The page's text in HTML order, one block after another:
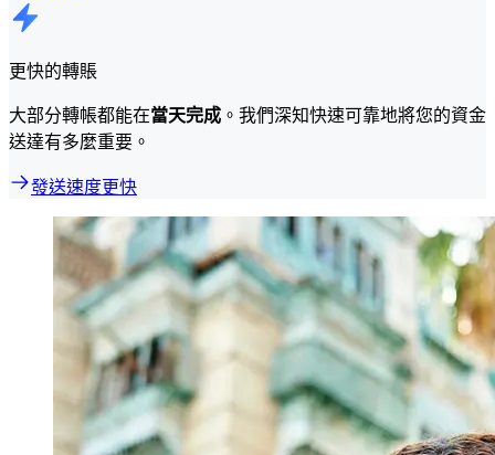
更快的轉賬
大部分轉帳都能在當天完成 。我們深知快速可靠地將您的資金
送達有多麼重要。
發送速度更快